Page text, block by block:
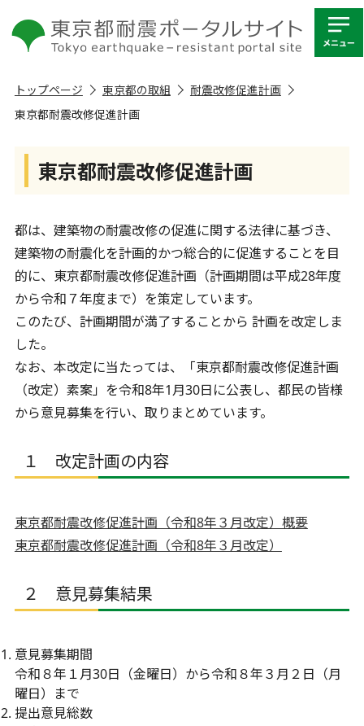
トップページ 東京都の取組
耐震改修促進計画
東京都耐震改修促進計画
東京都耐震改修促進計画
都は、建築物の耐震改修の促進に関する法律に基づき、
建築物の耐震化を計画的かつ総合的に促進することを目
的に、東京都耐震改修促進計画（計画期間は平成28年度
から令和７年度まで）を策定しています。
このたび、計画期間が満了することから 計画を改定しま
した。
なお、本改定に当たっては、「東京都耐震改修促進計画
（改定）素案」を令和8年1⽉30⽇に公表し、都民の皆様
から意見募集を行い、取りまとめています。
１ 改定計画の内容
東京都耐震改修促進計画（令和8年３⽉改定）概要
東京都耐震改修促進計画（令和8年３⽉改定）
２ 意見募集結果
意見募集期間
令和８年１⽉30⽇（⾦曜⽇）から令和８年３⽉２⽇（⽉
曜⽇）まで
提出意見総数